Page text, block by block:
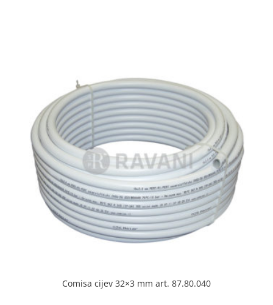
Comisa cijev 32×3 mm art. 87.80.040